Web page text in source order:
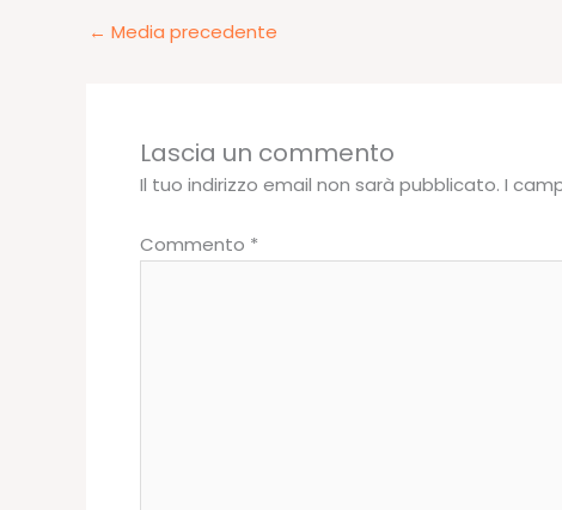
← Media precedente
Lascia un commento
Il tuo indirizzo email non sarà pubblicato. I
Commento *